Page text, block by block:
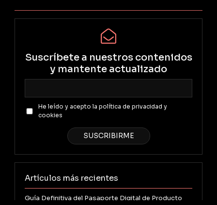
Suscríbete a nuestros contenidos
y mantente actualizado
He leído y acepto la política de privacidad y
cookies
Artículos más recientes
Guía Definitiva del Pasaporte Digital de Producto